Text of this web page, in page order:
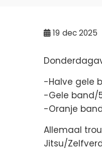
19 dec 2025
-Halve gele
-Gele band/
-Oranje
Allemaal
Jitsu/